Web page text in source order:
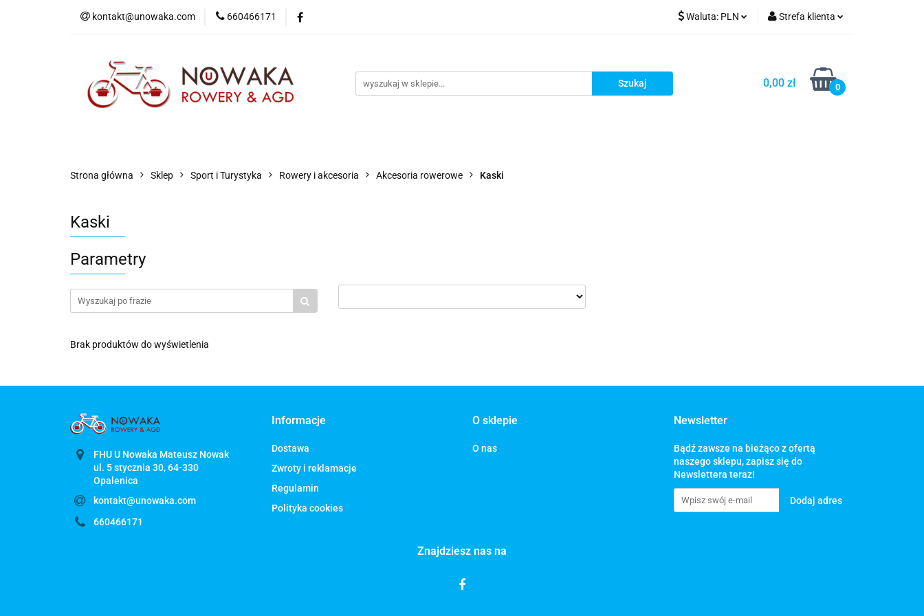
kontakt@unowaka.com 660466171 Waluta: PLN Strefa klienta
Zarejestruj się
Dodaj zgłoszenie
0,00 zł 0
Strona główna Sklep Sport i Turystyka Rowery i akcesoria Akcesoria rowerowe Kaski
Kaski
Parametry
Brak produktów do wyświetlenia
FHU U Nowaka Mateusz Nowak
ul. 5 stycznia 30, 64-330
kontakt@unowaka.com
660466171
Informacje
Dostawa
Zwroty i reklamacje
Regulamin
Polityka cookies
O sklepie
O nas
Newsletter
Bądź zawsze na bieżąco z ofertą
naszego sklepu, zapisz się do
Newslettera teraz!
Znajdziesz nas na